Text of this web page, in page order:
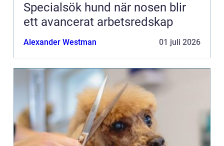
Specialsök hund när nosen blir
ett avancerat arbetsredskap
Alexander Westman 01 juli 2026